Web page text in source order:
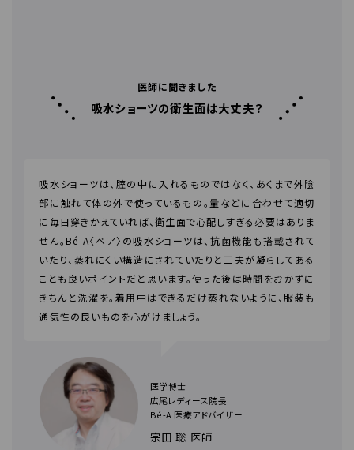
医師に聞きました
吸水ショーツの衛生面は大丈夫？
吸水ショーツは、腟の中に入れるものではなく、あくまで外陰
部に触れて体の外で使っているもの。量などに合わせて適切
に毎日穿きかえていれば、衛生面で心配しすぎる必要はありま
せん。Bé-A〈ベア〉の吸水ショーツは、抗菌機能も搭載されて
いたり、蒸れにくい構造にされていたりと工夫が凝らしてある
ことも良いポイントだと思います。使った後は時間をおかずに
きちんと洗濯を。着用中はできるだけ蒸れないように、服装も
通気性の良いものを心がけましょう。
医学博士
広尾レディース院長
Bé-A 医療アドバイザー
宗田 聡 医師